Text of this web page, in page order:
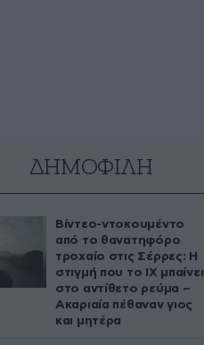
ΔΗΜΟΦΙΛΗ
Βίντεο-ντοκουμέντο
από το θανατηφόρο
τροχαίο στις Σέρρες: Η
στιγμή που το ΙΧ μπαίνει
στο αντίθετο ρεύμα –
Ακαριαία πέθαναν γιος
και μητέρα